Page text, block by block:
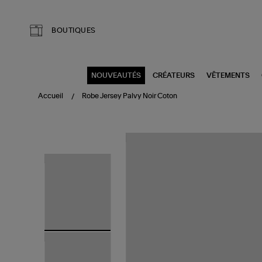
BOUTIQUES
NOUVEAUTÉS CRÉATEURS VÊTEMENTS
Accueil Robe Jersey Palvy Noir Coton